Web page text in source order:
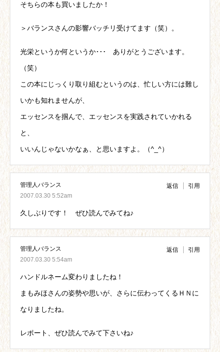
そちらの本も買いましたか！
＞バランスさんの影響バッチリ受けてます（笑）。
光栄というか何というか･･･ ありがとうございます。
（笑）
この本にじっくり取り組むというのは、忙しい方には難し
いかも知れませんが、
エッセンスを掴んで、エッセンスを実践されていかれる
と、
いいんじゃないかなぁ、と思いますよ。（^_^）
管理人バランス
2007.03.30 5:52am
返信 引用
久しぶりです！ ぜひ読んでみてね♪
管理人バランス
2007.03.30 5:54am
返信 引用
ハンドルネーム変わりましたね！
まもみほさんの姿勢や思いが、さらに伝わってくるＨＮに
なりましたね。
レポート、ぜひ読んでみて下さいね♪